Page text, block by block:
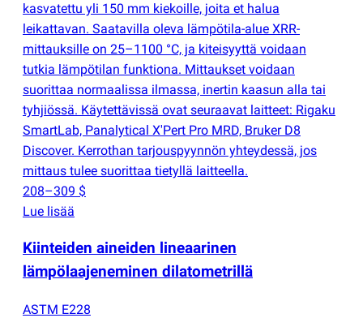
kasvatettu yli 150 mm kiekoille, joita et halua
leikattavan. Saatavilla oleva lämpötila-alue XRR-
mittauksille on 25–1100 °C, ja kiteisyyttä voidaan
tutkia lämpötilan funktiona. Mittaukset voidaan
suorittaa normaalissa ilmassa, inertin kaasun alla tai
tyhjiössä. Käytettävissä ovat seuraavat laitteet: Rigaku
SmartLab, Panalytical X'Pert Pro MRD, Bruker D8
Discover. Kerrothan tarjouspyynnön yhteydessä, jos
mittaus tulee suorittaa tietyllä laitteella.
208–309 $
Lue lisää
Kiinteiden aineiden lineaarinen
lämpölaajeneminen dilatometrillä
ASTM E228